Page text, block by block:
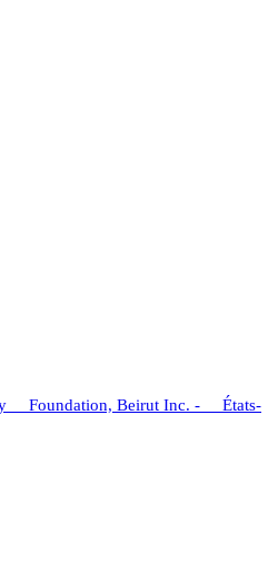
Foundation, Beirut Inc. - États-